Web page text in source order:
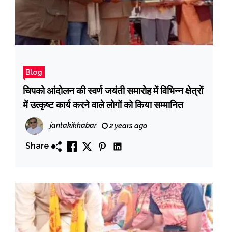
Blog
चिपको आंदोलन की स्वर्ण जयंती समारोह में विभिन्न क्षेत्रों
में उत्कृष्ट कार्य करने वाले लोगों को किया सम्मानित
jantakikhabar 2 years ago
Share